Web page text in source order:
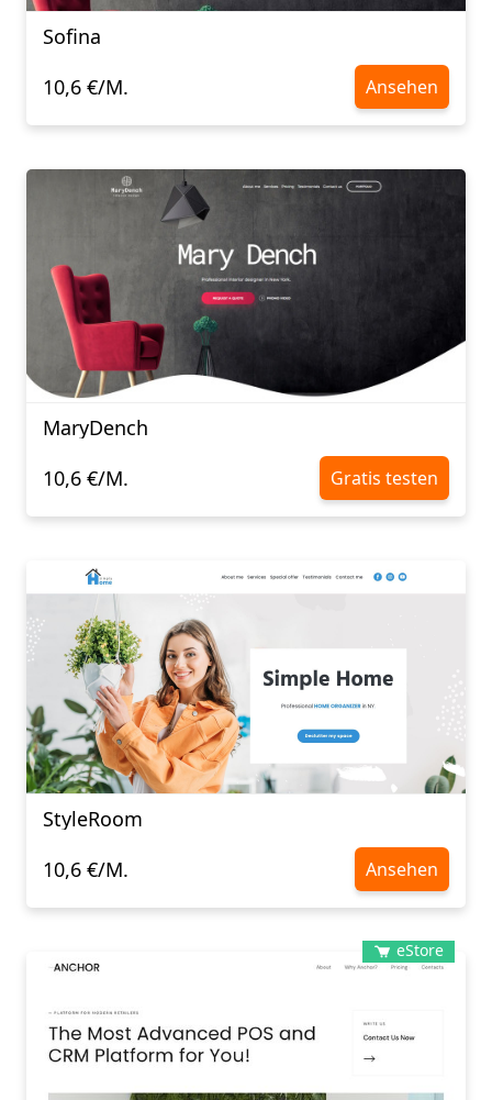
Sofina
10,6 €/M.
Ansehen
MaryDench
10,6 €/M.
Gratis testen
StyleRoom
10,6 €/M.
Ansehen
eStore